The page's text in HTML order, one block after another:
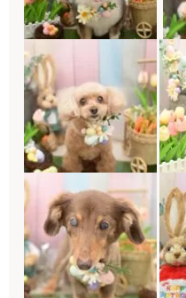
4月21日(火)